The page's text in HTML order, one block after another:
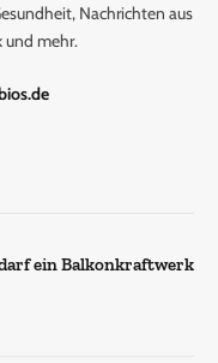
Nachrichten aus
mehr.
ein Balkonkraftwerk